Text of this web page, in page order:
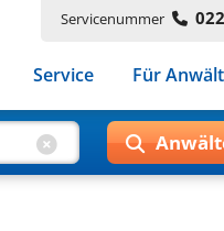
Servicenummer
Service Für